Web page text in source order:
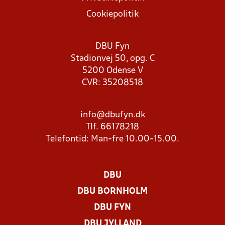
Cookiepolitik
DBU Fyn
Stadionvej 50, opg. C
5200 Odense V
CVR: 35208518
info@dbufyn.dk
Tlf. 66178218
Telefontid: Man-fre 10.00-15.00.
DBU
DBU BORNHOLM
DBU FYN